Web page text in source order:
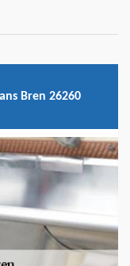
Bren 26260